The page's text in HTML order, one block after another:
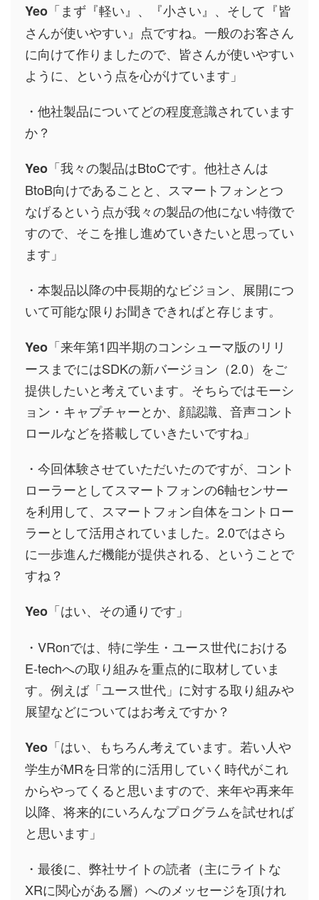
Yeo 「まず『軽い』、『小さい』、そして『皆
さんが使いやすい』点ですね。一般のお客さん
に向けて作りましたので、皆さんが使いやすい
ように、という点を心がけています」
・他社製品についてどの程度意識されています
か？
Yeo 「我々の製品はBtoCです。他社さんは
BtoB向けであることと、スマートフォンとつ
なげるという点が我々の製品の他にない特徴で
すので、そこを推し進めていきたいと思ってい
ます」
・本製品以降の中長期的なビジョン、展開につ
いて可能な限りお聞きできればと存じます。
Yeo 「来年第1四半期のコンシューマ版のリリ
ースまでにはSDKの新バージョン（2.0）をご
提供したいと考えています。そちらではモーシ
ョン・キャプチャーとか、顔認識、音声コント
ロールなどを搭載していきたいですね」
・今回体験させていただいたのですが、コント
ローラーとしてスマートフォンの6軸センサー
を利用して、スマートフォン自体をコントロー
ラーとして活用されていました。2.0ではさら
に一歩進んだ機能が提供される、ということで
すね？
Yeo 「はい、その通りです」
・VRonでは、特に学生・ユース世代における
E-techへの取り組みを重点的に取材していま
す。例えば「ユース世代」に対する取り組みや
展望などについてはお考えですか？
Yeo 「はい、もちろん考えています。若い人や
学生がMRを日常的に活用していく時代がこれ
からやってくると思いますので、来年や再来年
以降、将来的にいろんなプログラムを試せれば
と思います」
・最後に、弊社サイトの読者（主にライトな
XRに関心がある層）へのメッセージを頂けれ